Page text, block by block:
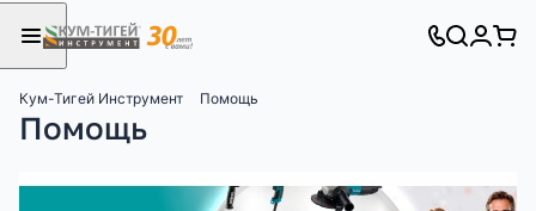
Кум-Тигей Инструмент Помощь
Помощь
Для клиентов всех банков
Разбейте